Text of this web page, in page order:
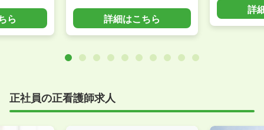
ら 詳細はこちら
詳
正社員の正看護師求人